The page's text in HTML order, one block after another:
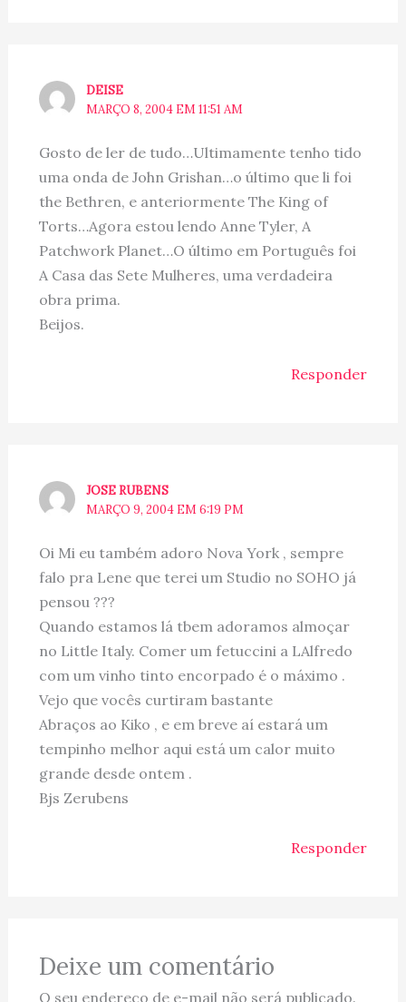
DEISE
MARÇO 8, 2004 EM 11:51 AM
Gosto de ler de tudo…Ultimamente tenho tido
uma onda de John Grishan…o último que li foi
the Bethren, e anteriormente The King of
Torts…Agora estou lendo Anne Tyler, A
Patchwork Planet…O último em Português foi
A Casa das Sete Mulheres, uma verdadeira
obra prima.
Beijos.
Responder
JOSE RUBENS
MARÇO 9, 2004 EM 6:19 PM
Oi Mi eu também adoro Nova York , sempre
falo pra Lene que terei um Studio no SOHO já
pensou ???
Quando estamos lá tbem adoramos almoçar
no Little Italy. Comer um fetuccini a LAlfredo
com um vinho tinto encorpado é o máximo .
Vejo que vocês curtiram bastante
Abraços ao Kiko , e em breve aí estará um
tempinho melhor aqui está um calor muito
grande desde ontem .
Bjs Zerubens
Responder
Deixe um comentário
O seu endereço de e-mail não será publicado.